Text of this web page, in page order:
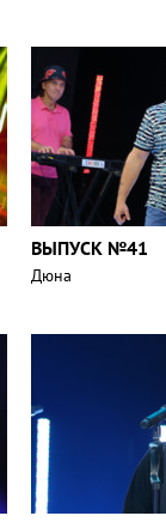
ВЫПУСК №41
Дюна